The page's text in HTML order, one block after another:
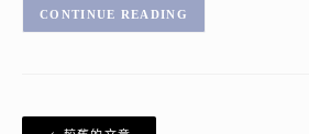
CONTINUE READING